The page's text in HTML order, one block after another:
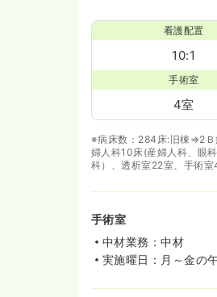
/月 賞与2回
月給26万円以上可
看護配置
10:1
手術室
4室
※病床数：284床:旧棟⇒2Ｂ
婦人科10床(産婦人科、眼
科）、透析室22室、手術室
手術室
中材業務：中材
実施曜日：月～金の